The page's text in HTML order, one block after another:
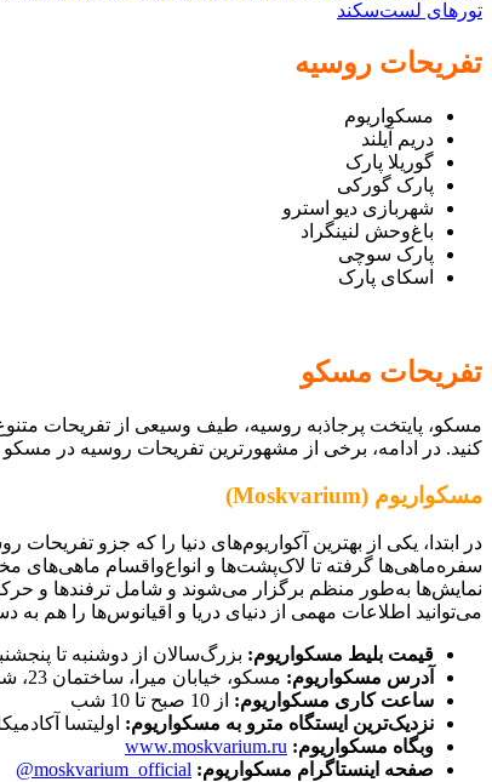
تورهای لست‌سکند
تفریحات روسیه
مسکواریوم
دریم آیلند
گوریلا پارک
پارک گورکی
شهربازی دیو استرو
باغ‌وحش لنینگراد
پارک سوچی
اسکای پارک
تفریحات مسکو
مسکو، پایتخت پرجاذبه روسیه، طیف وسیعی از تفریحات متنوع
کنید. در ادامه، برخی از مشهورترین تفریحات روسیه در
مسکواریوم (Moskvarium)
سفره‌ماهی‌ها گرفته تا لاک‌پشت‌ها و انواع‌واقسام ماهی‌های
نمایش‌ها به‌طور منظم برگزار می‌شوند و شامل ترفندها و
می‌توانید اطلاعات مهمی از دنیای دریا و اقیانوس‌ها را هم به
قیمت بلیط مسکواریوم: بزرگ‌سالان از دوشنبه تا پنجشنبه 1300 روبل، جمعه‌ها 1500 روبل؛ کودکان از دوشنبه تا پنجشنبه 800 روبل، جمعه‌ها
آدرس مسکواریوم: مسکو، خیابان میرا، ساختمان 23، شماره 119
ساعت کاری مسکواریوم: از 10 صبح تا 10 شب
نزدیک‌ترین ایستگاه مترو به مسکواریوم: اولیتسا
وبگاه مسکواریوم: www.moskvarium.ru
صفحه اینستاگرام مسکواریوم: moskvarium_official@